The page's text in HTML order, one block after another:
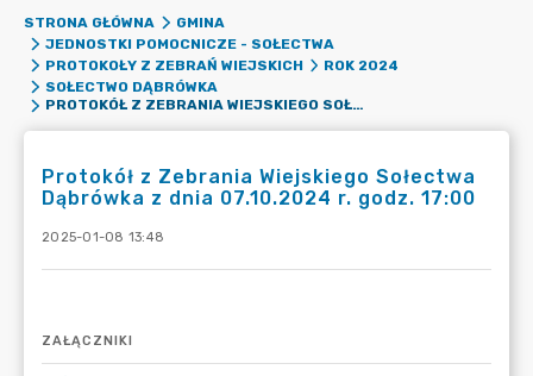
STRONA GŁÓWNA
GMINA
JEDNOSTKI POMOCNICZE - SOŁECTWA
PROTOKOŁY Z ZEBRAŃ WIEJSKICH
ROK 2024
SOŁECTWO DĄBRÓWKA
PROTOKÓŁ Z ZEBRANIA WIEJSKIEGO SOŁECTWA DĄBRÓWKA Z DNIA 07.10.2024 R. GODZ. 17:00
Protokół z Zebrania Wiejskiego Sołectwa
Dąbrówka z dnia 07.10.2024 r. godz. 17:00
2025-01-08 13:48
ZAŁĄCZNIKI